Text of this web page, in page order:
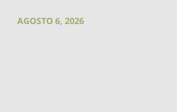
AGOSTO 6, 2026